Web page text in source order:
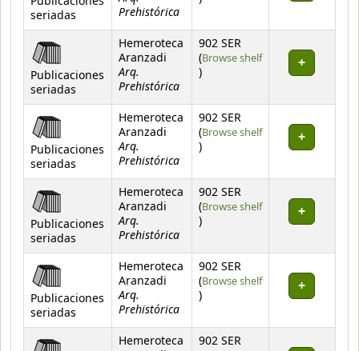
seriadas
Prehistórica
Publicaciones
seriadas
Hemeroteca
Aranzadi
Arq.
Prehistórica
902 SER
(Browse shelf
(Opens below)
)
Publicaciones
seriadas
Hemeroteca
Aranzadi
Arq.
Prehistórica
902 SER
(Browse shelf
(Opens below)
)
Publicaciones
seriadas
Hemeroteca
Aranzadi
Arq.
Prehistórica
902 SER
(Browse shelf
(Opens below)
)
Publicaciones
seriadas
Hemeroteca
Aranzadi
Arq.
Prehistórica
902 SER
(Browse shelf
(Opens below)
)
Hemeroteca
902 SER